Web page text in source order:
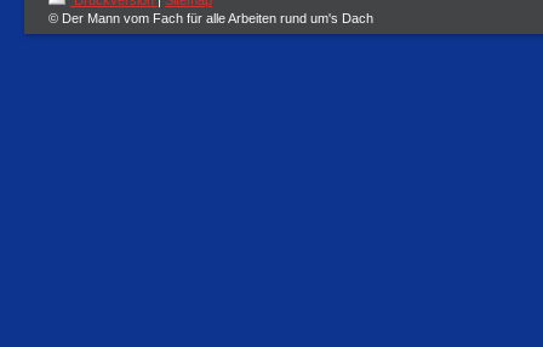
© Der Mann vom Fach für alle Arbeiten rund um's Dach